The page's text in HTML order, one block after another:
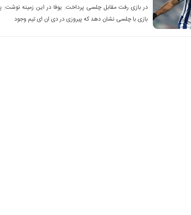
در بازی رفت مقابل چلسی پرداخت. یوفا در این زمینه نوشت:
بازی با چلسی نشان دهد که پیروزی در دی ان ای تیم وجود